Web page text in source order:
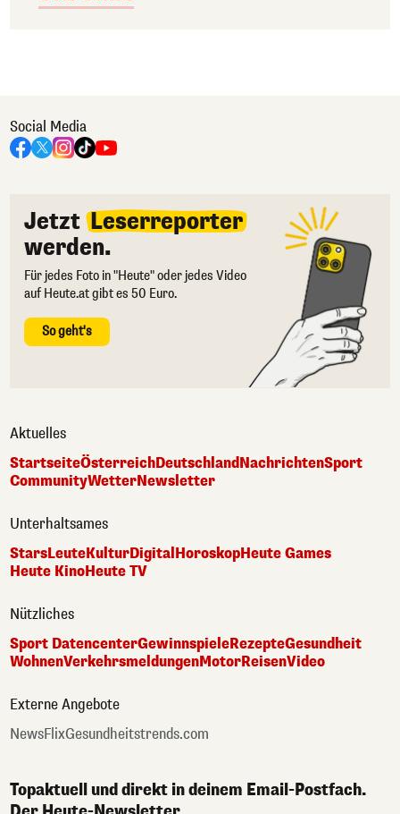
Social Media
Jetzt Leserreporter
werden.
Für jedes Foto in "Heute" oder jedes Video
auf Heute.at gibt es 50 Euro.
So geht's
Aktuelles
StartseiteÖsterreichDeutschlandNachrichtenSport
CommunityWetterNewsletter
Unterhaltsames
StarsLeuteKulturDigitalHoroskopHeute Games
Heute KinoHeute TV
Nützliches
Sport DatencenterGewinnspieleRezepteGesundheit
WohnenVerkehrsmeldungenMotorReisenVideo
Externe Angebote
NewsFlixGesundheitstrends.com
Topaktuell und direkt in deinem Email-Postfach.